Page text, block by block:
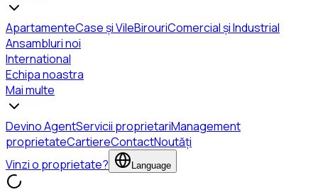
ApartamenteCase și VileBirouriComercial și Industrial
Ansambluri noi
International
Echipa noastra
Mai multe
Devino AgentServicii proprietariManagement
proprietateCartiereContactNoutăți
Vinzi o proprietate?
Language